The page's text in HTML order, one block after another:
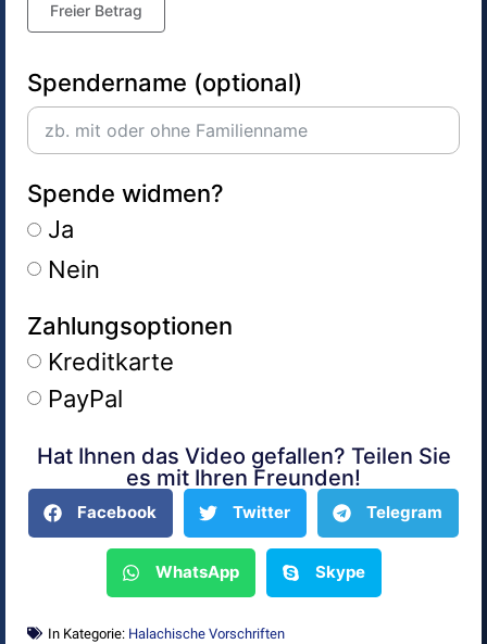
Freier Betrag
Spendername (optional)
Spende widmen?
Ja
Nein
Zahlungsoptionen
Kreditkarte
PayPal
Alternative:
Hat Ihnen das Video gefallen? Teilen Sie
es mit Ihren Freunden!
Facebook Twitter Telegram
WhatsApp Skype
In Kategorie: Halachische Vorschriften